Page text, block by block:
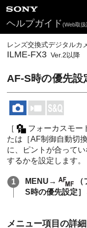
ヘルプガイド(Web取
レンズ交換式デジタルカ
ILME-FX3 Ver.2以降
AF-S時の優先設
［ フォーカスモー
たは ［AF制御自動切換
に、ピントが合って
するかを設定します。
MENU → （
S時の優先設定］
メニュー項目の詳細